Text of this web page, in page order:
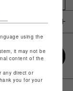
using the
it may not be
content of the
any direct or
you for your